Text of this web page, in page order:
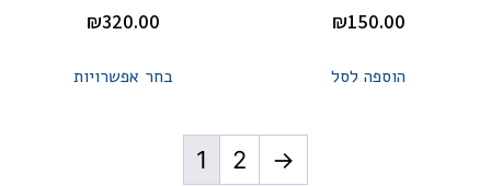
₪150.00
הוספה לסל
₪320.00
בחר אפשרויות
1 2 ←